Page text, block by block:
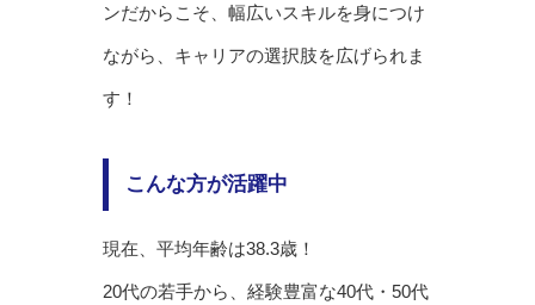
ンだからこそ、幅広いスキルを身につけ
ながら、キャリアの選択肢を広げられま
す！
こんな方が活躍中
現在、平均年齢は38.3歳！
20代の若手から、経験豊富な40代・50代